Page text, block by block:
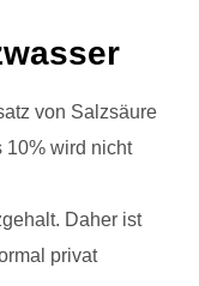
von Salzsäure
10% wird nicht
Daher ist
privat